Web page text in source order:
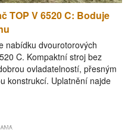
TOP V 6520 C: Boduje
nabídku dvourotorových
C. Kompaktní stroj bez
ovladatelností, přesným
konstrukcí. Uplatnění najde